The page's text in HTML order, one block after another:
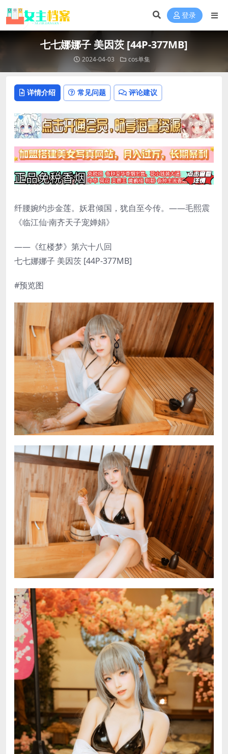
登录
七七娜娜子 美因茨 [44P-377MB]
2024-04-03 cos单集
详情介绍 常见问题 评论建议
纤腰婉约步金莲。妖君倾国，犹自至今传。——毛熙震
《临江仙·南齐天子宠婵娟》
——《红楼梦》第六十八回
七七娜娜子 美因茨 [44P-377MB]
#预览图